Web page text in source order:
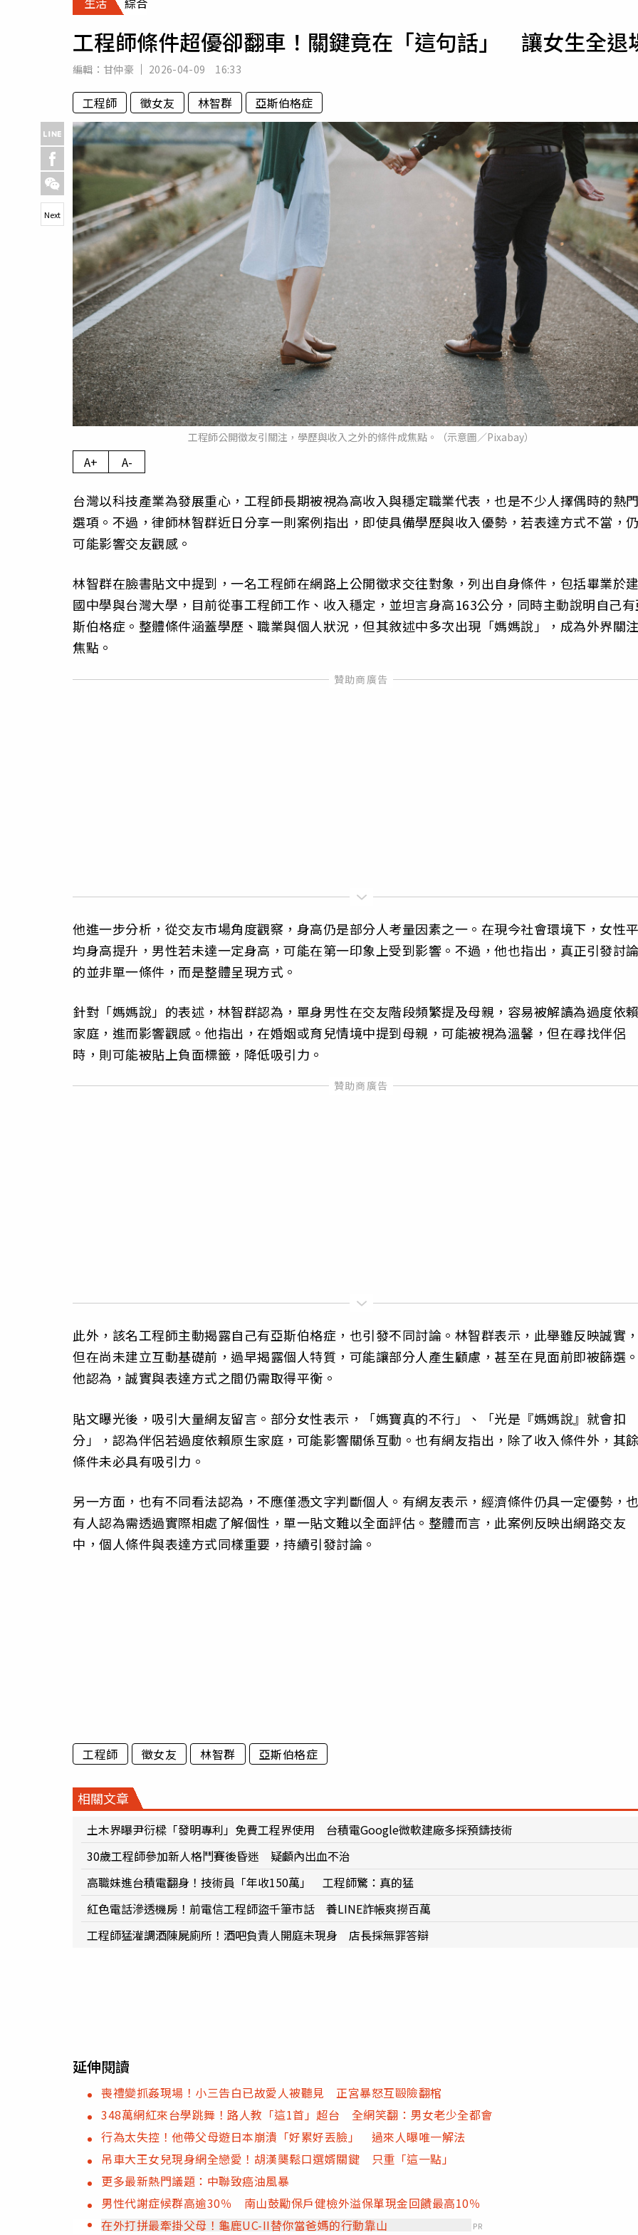
專欄
房產新勢力
運勢
工程師條件超優卻翻車！關鍵竟在「這句話」 讓女生全退
編輯： 甘仲豪 2026-04-09 16:33
工程師 徵女友 林智群 亞斯伯格症
工程師公開徵友引關注，學歷與收入之外的條件成焦點。（示意圖／Pixabay）
Next
A+ A-
台灣以科技產業為發展重心，工程師長期被視為高收入與穩定職業代表，也是不少人擇偶時的熱
選項。不過，律師林智群近日分享一則案例指出，即使具備學歷與收入優勢，若表達方式不當，
可能影響交友觀感。
林智群在臉書貼文中提到，一名工程師在網路上公開徵求交往對象，列出自身條件，包括畢業於
國中學與台灣大學，目前從事工程師工作、收入穩定，並坦言身高163公分，同時主動說明自己
斯伯格症。整體條件涵蓋學歷、職業與個人狀況，但其敘述中多次出現「媽媽說」，成為外界關
焦點。
他進一步分析，從交友市場角度觀察，身高仍是部分人考量因素之一。在現今社會環境下，女性
均身高提升，男性若未達一定身高，可能在第一印象上受到影響。不過，他也指出，真正引發討
的並非單一條件，而是整體呈現方式。
針對「媽媽說」的表述，林智群認為，單身男性在交友階段頻繁提及母親，容易被解讀為過度依
家庭，進而影響觀感。他指出，在婚姻或育兒情境中提到母親，可能被視為溫馨，但在尋找伴侶
時，則可能被貼上負面標籤，降低吸引力。
此外，該名工程師主動揭露自己有亞斯伯格症，也引發不同討論。林智群表示，此舉雖反映誠實
但在尚未建立互動基礎前，過早揭露個人特質，可能讓部分人產生顧慮，甚至在見面前即被篩選
他認為，誠實與表達方式之間仍需取得平衡。
貼文曝光後，吸引大量網友留言。部分女性表示，「媽寶真的不行」、「光是『媽媽說』就會扣
分」，認為伴侶若過度依賴原生家庭，可能影響關係互動。也有網友指出，除了收入條件外，其
條件未必具有吸引力。
另一方面，也有不同看法認為，不應僅憑文字判斷個人。有網友表示，經濟條件仍具一定優勢，
有人認為需透過實際相處了解個性，單一貼文難以全面評估。整體而言，此案例反映出網路交友
中，個人條件與表達方式同樣重要，持續引發討論。
工程師 徵女友 林智群 亞斯伯格症
相關文章
土木界曝尹衍樑「發明專利」免費工程界使用 台積電Google微軟建廠多採預鑄技術
30歲工程師參加新人格鬥賽後昏迷 疑顱內出血不治
高職妹進台積電翻身！技術員「年收150萬」 工程師驚：真的猛
紅色電話滲透機房！前電信工程師盜千筆市話 養LINE詐帳爽撈百萬
工程師猛灌調酒陳屍廁所！酒吧負責人開庭未現身 店長採無罪答辯
延伸閱讀
喪禮變抓姦現場！小三告白已故愛人被聽見 正宮暴怒互毆險翻棺
348萬網紅來台學跳舞！路人教「這1首」超台 全網笑翻：男女老少全都會
行為太失控！他帶父母遊日本崩潰「好累好丟臉」 過來人曝唯一解法
吊車大王女兒現身網全戀愛！胡漢龑鬆口選婿關鍵 只重「這一點」
更多最新熱門議題：中聯致癌油風暴
男性代謝症候群高逾30％ 南山鼓勵保戶健檢外溢保單現金回饋最高10％
在外打拼最牽掛父母！龜鹿UC-II替你當爸媽的行動靠山
PR